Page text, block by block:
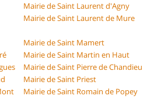
Mairie de Saint Laurent d'Agny
Mairie de Saint Laurent de Mure
Mairie de Saint Mamert
Mairie de Saint Martin en Haut
Mairie de Saint Pierre de Chandieu
Mairie de Saint Priest
Mairie de Saint Romain de Popey